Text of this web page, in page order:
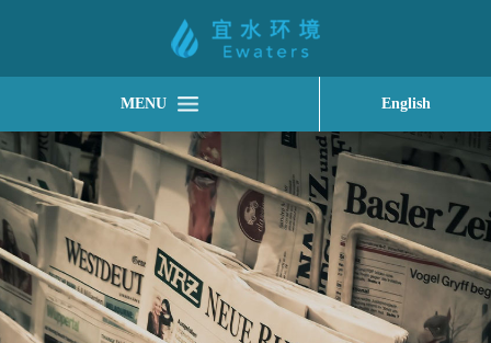
MENU English